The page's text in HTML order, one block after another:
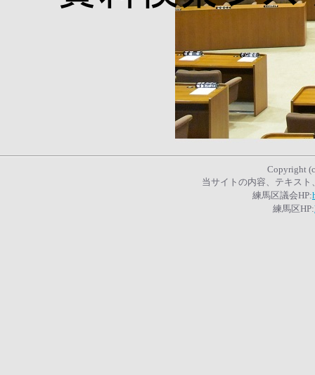
Copyright
当サイトの内容、テキス
練馬区議会HP:
練馬区HP: